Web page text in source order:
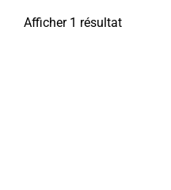
Afficher 1 résultat